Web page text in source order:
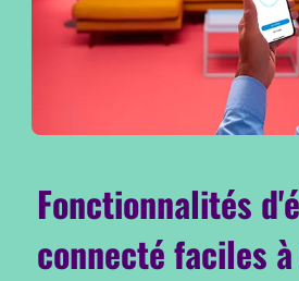
Fonctionnalités
connecté faciles